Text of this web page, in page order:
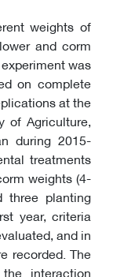
weights of
and corm
was
on complete
at the
of Agriculture,
during 2015-
treatments
weights (4-
three planting
year, criteria
and in
recorded. The
interaction